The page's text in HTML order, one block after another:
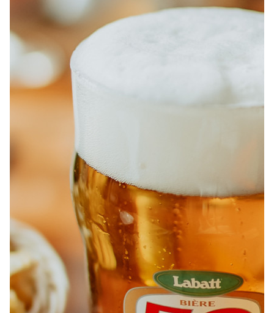
TRAITEUR ÉVÉNEMENTIEL
DONNER VOTRE OPINION